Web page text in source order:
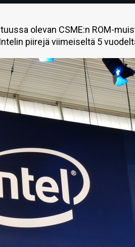
olevan CSME:n ROM-
piirejä viimeiseltä 5